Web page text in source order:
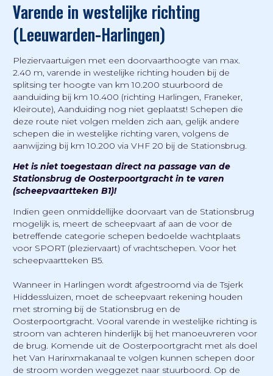
Varende in westelijke richting
(Leeuwarden-Harlingen)
Pleziervaartuigen met een doorvaarthoogte van max.
2.40 m, varende in westelijke richting houden bij de
splitsing ter hoogte van km 10.200 stuurboord de
aanduiding bij km 10.400 (richting Harlingen, Franeker,
Kleiroute), Aanduiding nog niet geplaatst! Schepen die
deze route niet volgen melden zich aan, gelijk andere
schepen die in westelijke richting varen, volgens de
aanwijzing bij km 10.200 via VHF 20 bij de Stationsbrug.
Het is niet toegestaan direct na passage van de
Stationsbrug de Oosterpoortgracht in te varen
(scheepvaartteken B1)!
Indien geen onmiddellijke doorvaart van de Stationsbrug
mogelijk is, meert de scheepvaart af aan de voor de
betreffende categorie schepen bedoelde wachtplaats
voor SPORT (pleziervaart) of vrachtschepen. Voor het
scheepvaartteken B5.
Wanneer in Harlingen wordt afgestroomd via de Tsjerk
Hiddessluizen, moet de scheepvaart rekening houden
met stroming bij de Stationsbrug en de
Oosterpoortgracht. Vooral varende in westelijke richting is
stroom van achteren hinderlijk bij het manoeuvreren voor
de brug. Komende uit de Oosterpoortgracht met als doel
het Van Harinxmakanaal te volgen kunnen schepen door
de stroom worden weggezet naar stuurboord. Op de